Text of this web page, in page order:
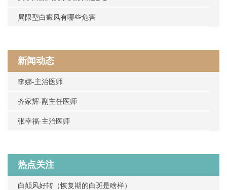
局限型白癜风有哪些危害
新闻动态
李娜-主治医师
齐家辉-副主任医师
张幸福-主治医师
热点关注
白颠风好转（恢复期的白斑是啥样）